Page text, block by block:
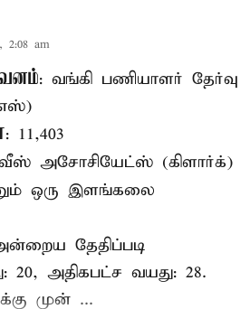
2:08 am
: வங்கி பணியாளர் தேர்வு
: 11,403
அசோசியேட்ஸ் (கிளார்க்)
ஒரு இளங்கலை
தேதிப்படி
20, அதிகபட்ச வயது: 28.
முன் ...